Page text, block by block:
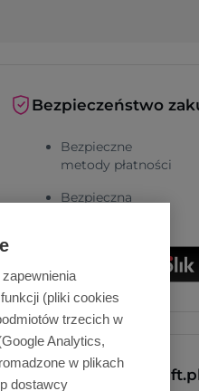
(pliki cookies
trzecich w
Analytics,
w plikach
dostawcy
Bezpieczeństwo
Bezpieczne
metody płatności
Bezpieczna
Dlaczego